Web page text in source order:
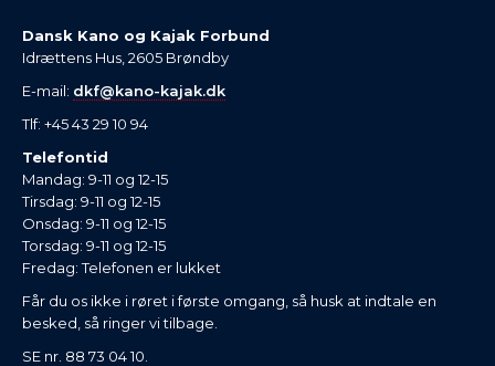
Dansk Kano og Kajak Forbund
Idrættens Hus, 2605 Brøndby
E-mail: dkf@kano-kajak.dk
Tlf: +45 43 29 10 94
Telefontid
Mandag: 9-11 og 12-15
Tirsdag: 9-11 og 12-15
Onsdag: 9-11 og 12-15
Torsdag: 9-11 og 12-15
Fredag: Telefonen er lukket
Får du os ikke i røret i første omgang, så husk at indtale en
besked, så ringer vi tilbage.
SE nr. 88 73 04 10.